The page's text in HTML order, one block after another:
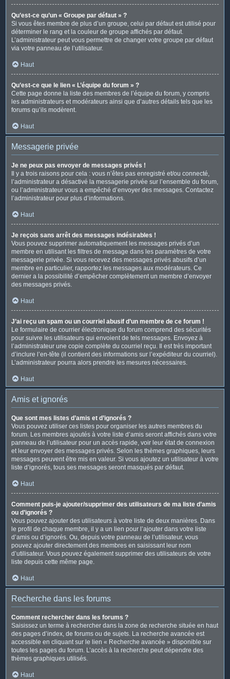
Qu’est-ce qu’un « Groupe par défaut » ?
Si vous êtes membre de plus d’un groupe, celui par défaut est utilisé pour
déterminer le rang et la couleur de groupe affichés par défaut.
L’administrateur peut vous permettre de changer votre groupe par défaut
via votre panneau de l’utilisateur.
Haut
Qu’est-ce que le lien « L’équipe du forum » ?
Cette page donne la liste des membres de l’équipe du forum, y compris
les administrateurs et modérateurs ainsi que d’autres détails tels que les
forums qu’ils modèrent.
Haut
Messagerie privée
Je ne peux pas envoyer de messages privés !
Il y a trois raisons pour cela : vous n’êtes pas enregistré et/ou connecté,
l’administrateur a désactivé la messagerie privée sur l’ensemble du forum,
ou l’administrateur vous a empêché d’envoyer des messages. Contactez
l’administrateur pour plus d’informations.
Haut
Je reçois sans arrêt des messages indésirables !
Vous pouvez supprimer automatiquement les messages privés d’un
membre en utilisant les filtres de message dans les paramètres de votre
messagerie privée. Si vous recevez des messages privés abusifs d’un
membre en particulier, rapportez les messages aux modérateurs. Ce
dernier a la possibilité d’empêcher complètement un membre d’envoyer
des messages privés.
Haut
J’ai reçu un spam ou un courriel abusif d’un membre de ce forum !
Le formulaire de courrier électronique du forum comprend des sécurités
pour suivre les utilisateurs qui envoient de tels messages. Envoyez à
l’administrateur une copie complète du courriel reçu. Il est très important
d’inclure l’en-tête (il contient des informations sur l’expéditeur du courriel).
L’administrateur pourra alors prendre les mesures nécessaires.
Haut
Amis et ignorés
Que sont mes listes d’amis et d’ignorés ?
Vous pouvez utiliser ces listes pour organiser les autres membres du
forum. Les membres ajoutés à votre liste d’amis seront affichés dans votre
panneau de l’utilisateur pour un accès rapide, voir leur état de connexion
et leur envoyer des messages privés. Selon les thèmes graphiques, leurs
messages peuvent être mis en valeur. Si vous ajoutez un utilisateur à votre
liste d’ignorés, tous ses messages seront masqués par défaut.
Haut
Comment puis-je ajouter/supprimer des utilisateurs de ma liste d’amis
ou d’ignorés ?
Vous pouvez ajouter des utilisateurs à votre liste de deux manières. Dans
le profil de chaque membre, il y a un lien pour l’ajouter dans votre liste
d’amis ou d’ignorés. Ou, depuis votre panneau de l’utilisateur, vous
pouvez ajouter directement des membres en saisissant leur nom
d’utilisateur. Vous pouvez également supprimer des utilisateurs de votre
liste depuis cette même page.
Haut
Recherche dans les forums
Comment rechercher dans les forums ?
Saisissez un terme à rechercher dans la zone de recherche située en haut
des pages d’index, de forums ou de sujets. La recherche avancée est
accessible en cliquant sur le lien « Recherche avancée » disponible sur
toutes les pages du forum. L’accès à la recherche peut dépendre des
thèmes graphiques utilisés.
Haut